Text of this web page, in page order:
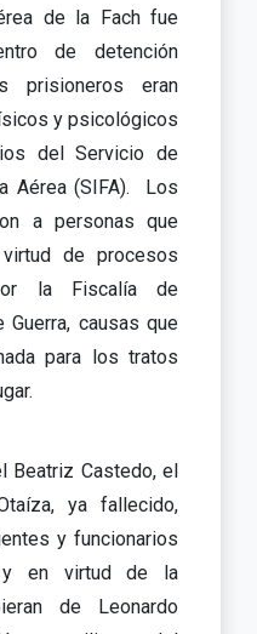
de la Fach fue
de detención
prisioneros eran
y psicológicos
del Servicio de
Aérea (SIFA). Los
a personas que
de procesos
la Fiscalía de
causas que
para los tratos
Beatriz Castedo, el
ya fallecido,
y funcionarios
y en virtud de la
de Leonardo